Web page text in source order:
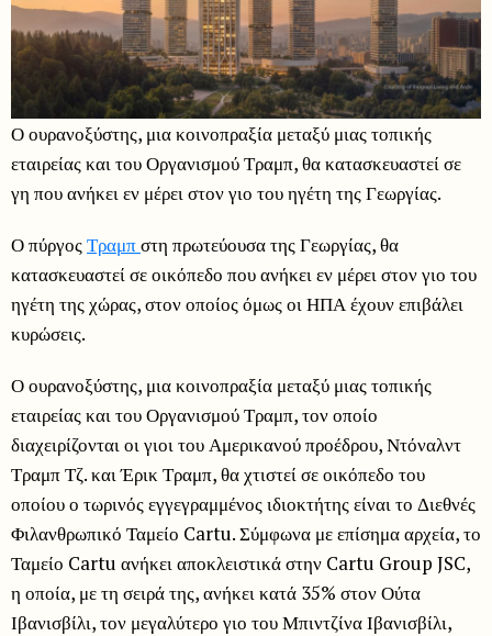
Ο ουρανοξύστης, μια κοινοπραξία μεταξύ μιας τοπικής
εταιρείας και του Οργανισμού Τραμπ, θα κατασκευαστεί σε
γη που ανήκει εν μέρει στον γιο του ηγέτη της Γεωργίας.
Ο πύργοςΤραμπστη πρωτεύουσα της Γεωργίας, θα
κατασκευαστεί σε οικόπεδο που ανήκει εν μέρει στον γιο του
ηγέτη της χώρας, στον οποίος όμως οι ΗΠΑ έχουν επιβάλει
κυρώσεις.
Ο ουρανοξύστης, μια κοινοπραξία μεταξύ μιας τοπικής
εταιρείας και του Οργανισμού Τραμπ, τον οποίο
διαχειρίζονται οι γιοι του Αμερικανού προέδρου, Ντόναλντ
Τραμπ Τζ. και Έρικ Τραμπ, θα χτιστεί σε οικόπεδο του
οποίου ο τωρινός εγγεγραμμένος ιδιοκτήτης είναι το Διεθνές
Φιλανθρωπικό Ταμείο Cartu. Σύμφωνα με επίσημα αρχεία, το
Ταμείο Cartu ανήκει αποκλειστικά στην Cartu Group JSC,
η οποία, με τη σειρά της, ανήκει κατά 35% στον Ούτα
Ιβανισβίλι, τον μεγαλύτερο γιο του Μπιντζίνα Ιβανισβίλι,